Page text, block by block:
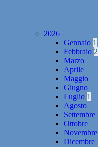
2026
Gennaio 1
Febbraio 2
Marzo
Aprile
Maggio
Giugno
Luglio 1
Agosto
Settembre
Ottobre
Novembre
Dicembre